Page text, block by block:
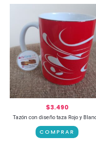
$3.490
Tazón con diseño taza Rojo y
COMPRAR